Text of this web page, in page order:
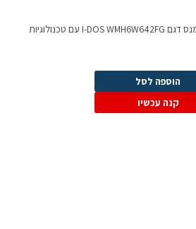
מכונת כביסה 9 ק"ג SIEMENS סימנס דגם I-DOS WMH6W642FG עם טכנולוגיות
הוספה לסל
קנה עכשיו